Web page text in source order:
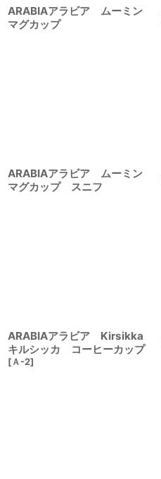
ARABIAアラビア ムーミン
マグカップ
ARABIAアラビア ムーミン
マグカップ スニフ
ARABIAアラビア Kirsikka
キルシッカ コーヒーカップ
[Ａ-2]